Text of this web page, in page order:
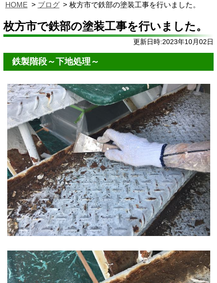
HOME ブログ 枚方市で鉄部の塗装工事を行いました。
枚方市で鉄部の塗装工事を行いました。
更新日時:2023年10月02日
鉄製階段～下地処理～